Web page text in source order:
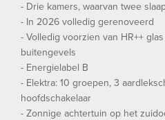
- Drie kamers, waarvan twee
- In 2026 volledig gerenoveerd
- Volledig voorzien van HR++
buitengevels
- Energielabel B
- Elektra: 10 groepen, 3
hoofdschakelaar
- Zonnige achtertuin op het